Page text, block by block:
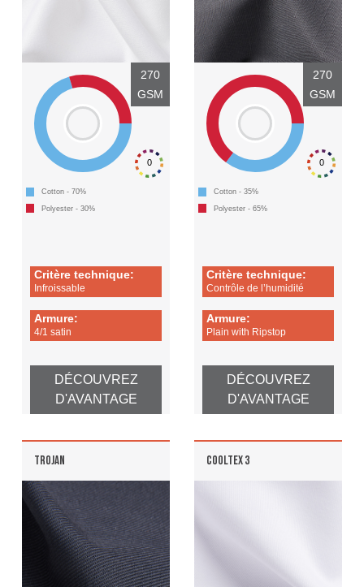
0
270
GSM
Cotton - 70%
Polyester - 30%
Critère technique:
Infroissable
Armure:
4/1 satin
DÉCOUVREZ
D'AVANTAGE
0
270
GSM
Cotton - 35%
Polyester - 65%
Critère technique:
Contrôle de l’humidité
Armure:
Plain with Ripstop
DÉCOUVREZ
D'AVANTAGE
TROJAN COOLTEX 3